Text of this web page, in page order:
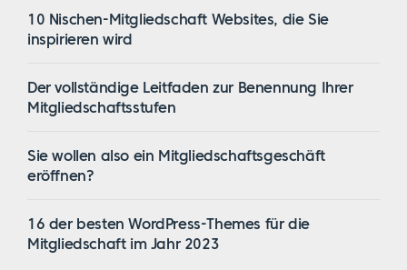
10 Nischen-Mitgliedschaft Websites, die Sie
inspirieren wird
Der vollständige Leitfaden zur Benennung Ihrer
Mitgliedschaftsstufen
Sie wollen also ein Mitgliedschaftsgeschäft
eröffnen?
16 der besten WordPress-Themes für die
Mitgliedschaft im Jahr 2023